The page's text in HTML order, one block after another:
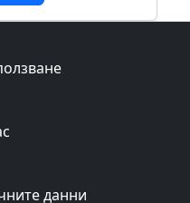
данни